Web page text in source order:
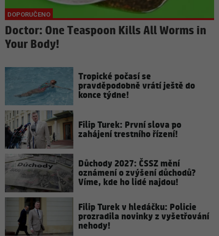
Doctor: One Teaspoon Kills All Worms in
Your Body!
Tropické počasí se
pravděpodobně vrátí ještě do
konce týdne!
Filip Turek: První slova po
zahájení trestního řízení!
Důchody 2027: ČSSZ mění
oznámení o zvýšení důchodů?
Víme, kde ho lidé najdou!
Filip Turek v hledáčku: Policie
prozradila novinky z vyšetřování
nehody!